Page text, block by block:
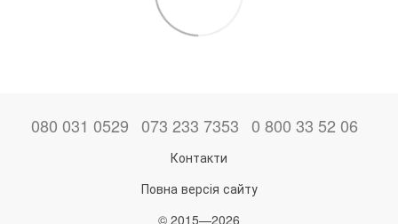
080 031 0529 073 233 7353 0 800 33 52 06
Контакти
Повна версія сайту
© 2015—2026